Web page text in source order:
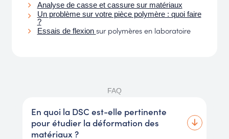
Analyse de casse et cassure sur matériaux
Un problème sur votre pièce polymère : quoi faire
?
Essais de flexion sur polymères en laboratoire
FAQ
En quoi la DSC est-elle pertinente
pour étudier la déformation des
matériaux ?